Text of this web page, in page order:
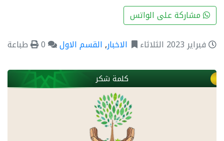
مشاركة على الواتس
فبراير 2023 الثلاثاء
الاخبار,القسم الاول 0 طباعة
كلمة شكر